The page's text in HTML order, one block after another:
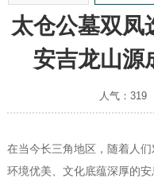
太仓公墓双凤
安吉龙山源
人气：319
在当今长三角地区，随着人
环境优美、文化底蕴深厚的